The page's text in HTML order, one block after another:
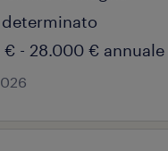
€ - 28.000 € annuale